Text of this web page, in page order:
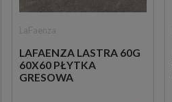
LAFAENZA LASTRA 60G
60X60 PŁYTKA
GRESOWA